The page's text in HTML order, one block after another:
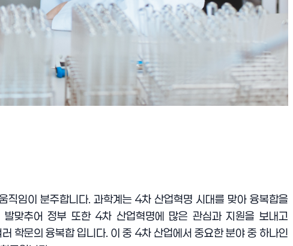
직임이 분주합니다. 과학계는 4차 산업혁명 시대를 맞아 융복합을
발맞추어 정부 또한 4차 산업혁명에 많은 관심과 지원을 보내고
학문의 융복합 입니다. 이 중 4차 산업에서 중요한 분야 중 하나인